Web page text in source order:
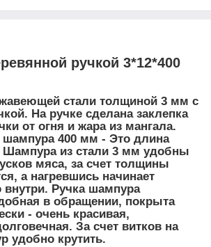
ручкой 3*12*400
стали толщиной 3 мм с
На ручке сделана заклепка
от огня и жара из мангала.
шампура 400 мм - Это длина
Шампура из стали 3 мм удобны
мяса, за счет толщины
а нагревшись начинает
внутри. Ручка шампура
в обращении, покрыта
- очень красивая,
За счет витков на
удобно крутить.